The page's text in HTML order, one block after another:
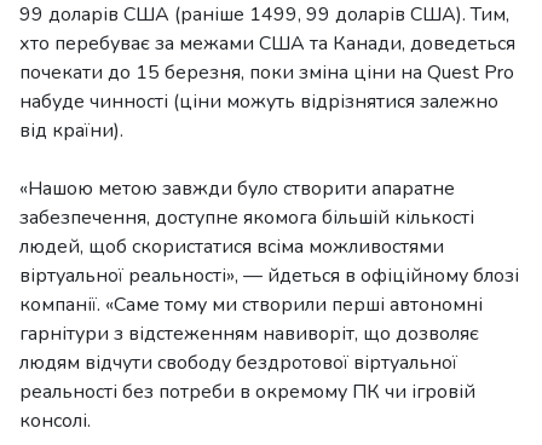
99 доларів США (раніше 1499, 99 доларів США). Тим,
хто перебуває за межами США та Канади, доведеться
почекати до 15 березня, поки зміна ціни на Quest Pro
набуде чинності (ціни можуть відрізнятися залежно
від країни).
«Нашою метою завжди було створити апаратне
забезпечення, доступне якомога більшій кількості
людей, щоб скористатися всіма можливостями
віртуальної реальності», — йдеться в офіційному блозі
компанії. «Саме тому ми створили перші автономні
гарнітури з відстеженням навиворіт, що дозволяє
людям відчути свободу бездротової віртуальної
реальності без потреби в окремому ПК чи ігровій
консолі.